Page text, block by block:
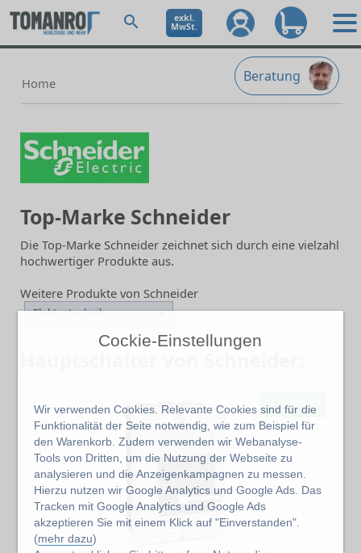
Cockie-Einstellungen
Wir verwenden Cookies. Relevante Cookies sind für die
Funktionalität der Seite notwendig, wie zum Beispiel für
den Warenkorb. Zudem verwenden wir Webanalyse-
Tools von Dritten, um die Nutzung der Webseite zu
analysieren und die Anzeigenkampagnen zu messen.
Hierzu nutzen wir Google Analytics und Google Ads. Das
Tracken mit Google Analytics und Google Ads
akzeptieren Sie mit einem Klick auf "Einverstanden".
(mehr dazu)
exkl.
MwSt.
Beratung
Home
Top-Marke Schneider
Die Top-Marke Schneider zeichnet sich durch eine vielzahl
hochwertiger Produkte aus.
Weitere Produkte von Schneider
Elektrotechnik